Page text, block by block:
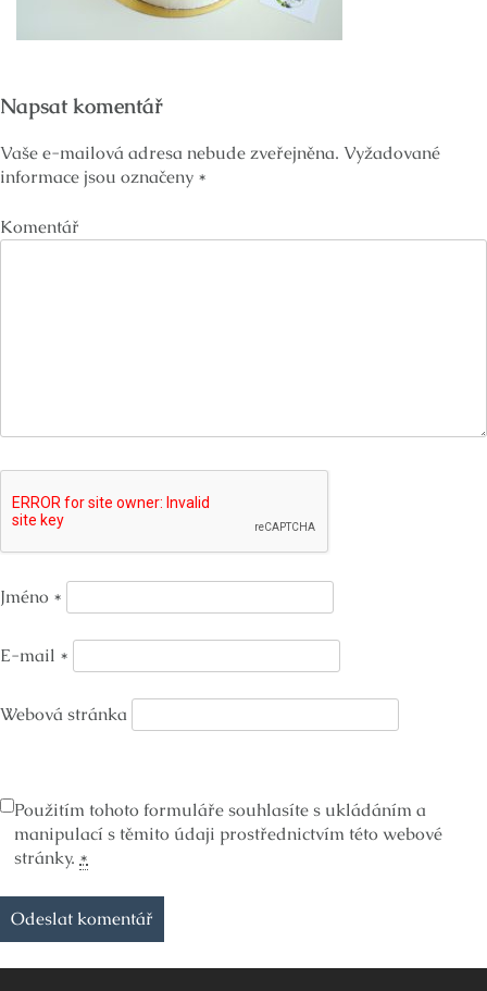
Napsat komentář
Vaše e-mailová adresa nebude zveřejněna. Vyžadované
informace jsou označeny *
Komentář
Jméno *
E-mail *
Webová stránka
Použitím tohoto formuláře souhlasíte s ukládáním a
manipulací s těmito údaji prostřednictvím této webové
stránky. *